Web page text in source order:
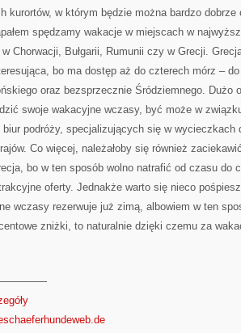
kurortów, w którym będzie można bardzo
spędzamy wakacje w miejscach w
Chorwacji, Bułgarii, Rumunii czy w Grecji.
bo ma dostęp aż do czterech mórz –
oraz bezsprzecznie Śródziemnego. Dużo
swoje wakacyjne wczasy, być może w
biur podróży, specjalizujących się w
Co więcej, należałoby się również
bo w ten sposób wolno natrafić od czasu do
oferty. Jednakże warto się nieco
wczasy rezerwuje już zimą, albowiem w ten
zniżki, to naturalnie dzięki czemu za